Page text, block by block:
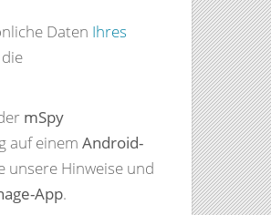
Daten Ihres
mSpy
auf einem Android-
unsere Hinweise und
App.